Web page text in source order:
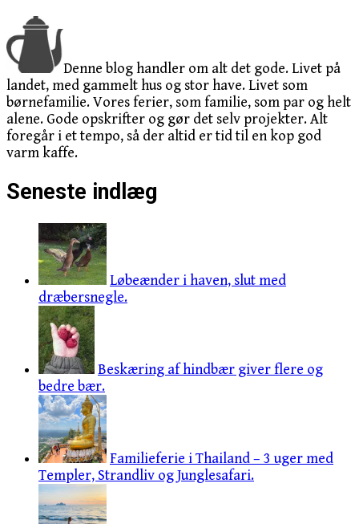
Denne blog handler om alt det gode. Livet på
landet, med gammelt hus og stor have. Livet som
børnefamilie. Vores ferier, som familie, som par og helt
alene. Gode opskrifter og gør det selv projekter. Alt
foregår i et tempo, så der altid er tid til en kop god
varm kaffe.
Seneste indlæg
Løbeænder i haven, slut med
dræbersnegle.
Beskæring af hindbær giver flere og
bedre bær.
Familieferie i Thailand – 3 uger med
Templer, Strandliv og Junglesafari.